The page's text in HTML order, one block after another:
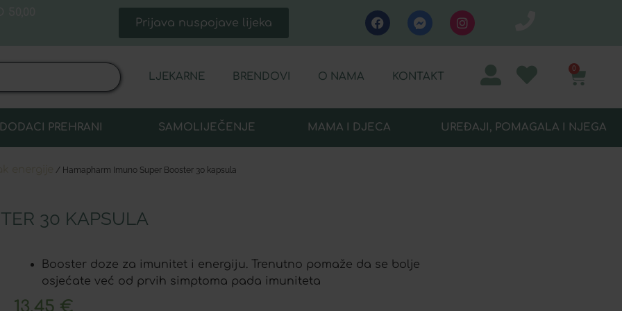
Prijava nuspojave lijeka
LJEKARNE BRENDOVI O NAMA KONTAKT
0
DODACI PREHRANI SAMOLIJEČENJE MAMA I DJECA UREĐAJI, POMAGALA I NJEGA
/ Hamapharm Imuno Super Booster 30 kapsula
30 KAPSULA
Booster doze za imunitet i energiju. Trenutno pomaže da se bolje
osjećate već od prvih simptoma pada imuniteta